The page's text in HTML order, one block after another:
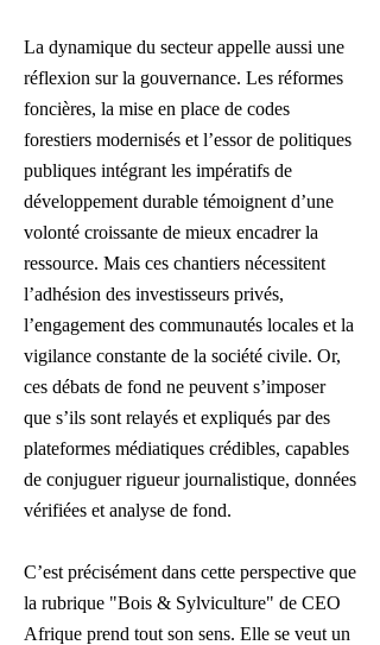
La dynamique du secteur appelle aussi une
réflexion sur la gouvernance. Les réformes
foncières, la mise en place de codes
forestiers modernisés et l’essor de politiques
publiques intégrant les impératifs de
développement durable témoignent d’une
volonté croissante de mieux encadrer la
ressource. Mais ces chantiers nécessitent
l’adhésion des investisseurs privés,
l’engagement des communautés locales et la
vigilance constante de la société civile. Or,
ces débats de fond ne peuvent s’imposer
que s’ils sont relayés et expliqués par des
plateformes médiatiques crédibles, capables
de conjuguer rigueur journalistique, données
vérifiées et analyse de fond.
C’est précisément dans cette perspective que
la rubrique "Bois & Sylviculture" de CEO
Afrique prend tout son sens. Elle se veut un